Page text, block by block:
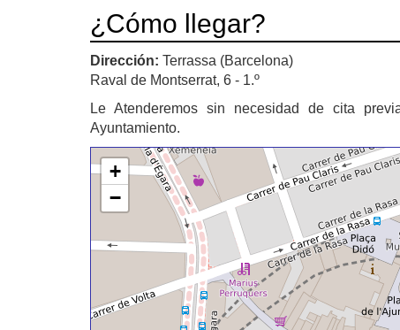
¿Cómo llegar?
Dirección: Terrassa (Barcelona)
Raval de Montserrat, 6 - 1.º
Le Atenderemos sin necesidad de cita
Ayuntamiento.
+
−